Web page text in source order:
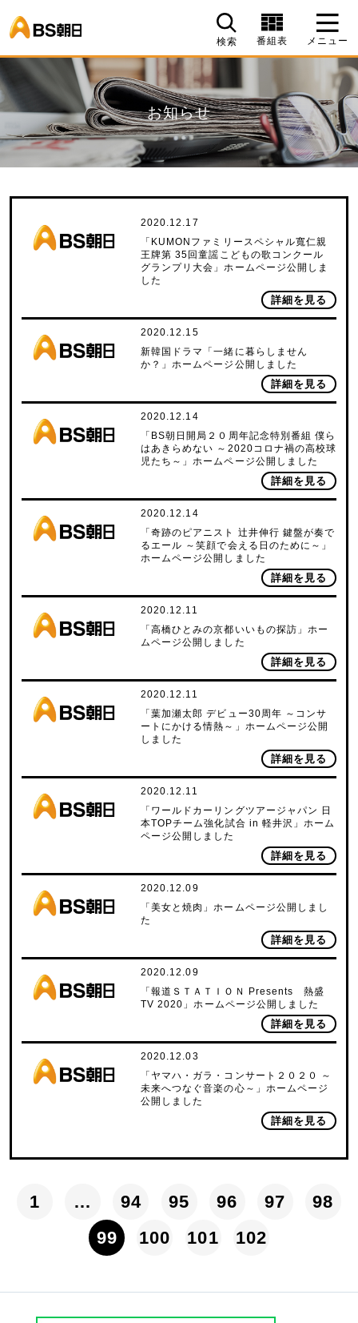
検索 番組表 メニュー
お知らせ
2020.12.17
「KUMONファミリースペシャル寬仁親
王牌第 35回童謡こどもの歌コンクール
グランプリ大会」ホームページ公開しま
した
詳細を見る
2020.12.15
新韓国ドラマ「一緒に暮らしません
か？」ホームページ公開しました
詳細を見る
2020.12.14
「BS朝日開局２０周年記念特別番組 僕ら
はあきらめない ～2020コロナ禍の高校球
児たち～」ホームページ公開しました
詳細を見る
2020.12.14
「奇跡のピアニスト 辻井伸行 鍵盤が奏で
るエール ～笑顔で会える日のために～」
ホームページ公開しました
詳細を見る
2020.12.11
「高橋ひとみの京都いいもの探訪」ホー
ムページ公開しました
詳細を見る
2020.12.11
「葉加瀬太郎 デビュー30周年 ～コンサ
ートにかける情熱～」ホームページ公開
しました
詳細を見る
2020.12.11
「ワールドカーリングツアージャパン 日
本TOPチーム強化試合 in 軽井沢」ホーム
ページ公開しました
詳細を見る
2020.12.09
「美女と焼肉」ホームページ公開しまし
た
詳細を見る
2020.12.09
「報道ＳＴＡＴＩＯＮ Presents 熱盛
TV 2020」ホームページ公開しました
詳細を見る
2020.12.03
「ヤマハ・ガラ・コンサート２０２０ ～
未来へつなぐ音楽の心～」ホームページ
公開しました
詳細を見る
1 … 94 95 96 97
98
99
100 101 102